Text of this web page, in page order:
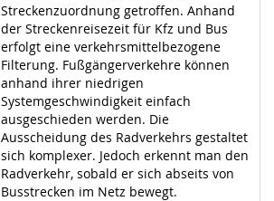
Streckenzuordnung getroffen. Anhand
der Streckenreisezeit für Kfz und Bus
erfolgt eine verkehrsmittelbezogene
Filterung. Fußgängerverkehre können
anhand ihrer niedrigen
Systemgeschwindigkeit einfach
ausgeschieden werden. Die
Ausscheidung des Radverkehrs gestaltet
sich komplexer. Jedoch erkennt man den
Radverkehr, sobald er sich abseits von
Busstrecken im Netz bewegt.